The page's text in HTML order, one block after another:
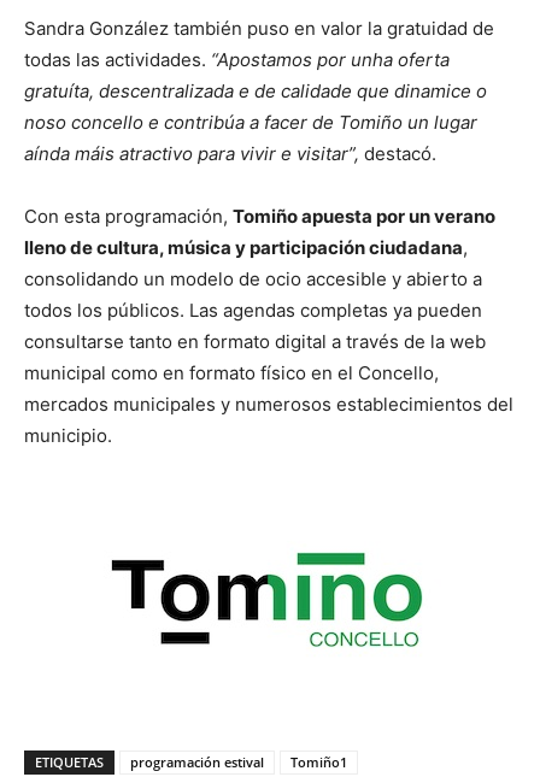
Sandra González también puso en valor la gratuidad de
todas las actividades. “Apostamos por unha oferta
gratuíta, descentralizada e de calidade que dinamice o
noso concello e contribúa a facer de Tomiño un lugar
aínda máis atractivo para vivir e visitar”, destacó.
Con esta programación, Tomiño apuesta por un verano
lleno de cultura, música y participación ciudadana,
consolidando un modelo de ocio accesible y abierto a
todos los públicos. Las agendas completas ya pueden
consultarse tanto en formato digital a través de la web
municipal como en formato físico en el Concello,
mercados municipales y numerosos establecimientos del
municipio.
ETIQUETAS programación estival Tomiño1